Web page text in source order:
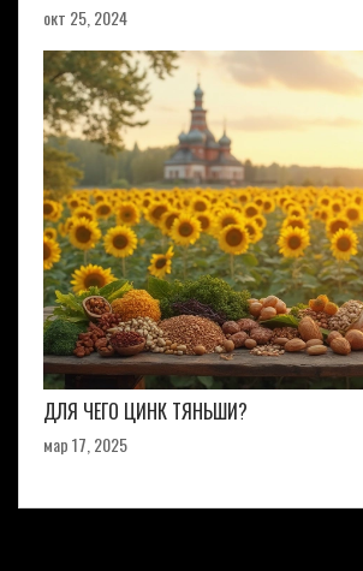
окт 25, 2024
ДЛЯ ЧЕГО ЦИНК ТЯНЬШИ?
мар 17, 2025